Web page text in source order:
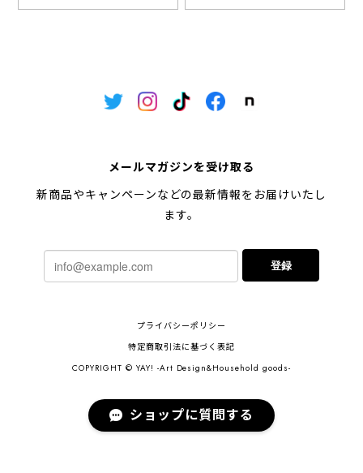
メールマガジンを受け取る
新商品やキャンペーンなどの最新情報をお届けいたし
ます。
登録
プライバシーポリシー
特定商取引法に基づく表記
COPYRIGHT © YAY! -Art Design&Household goods-
ショップに質問する